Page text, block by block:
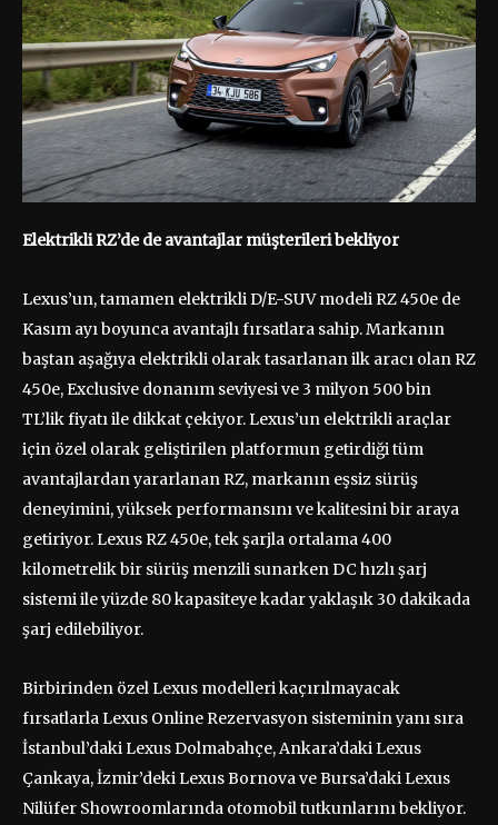
Elektrikli RZ’de de avantajlar müşterileri bekliyor
Lexus’un, tamamen elektrikli D/E-SUV modeli RZ 450e de
Kasım ayı boyunca avantajlı fırsatlara sahip. Markanın
baştan aşağıya elektrikli olarak tasarlanan ilk aracı olan RZ
450e, Exclusive donanım seviyesi ve 3 milyon 500 bin
TL’lik fiyatı ile dikkat çekiyor. Lexus’un elektrikli araçlar
için özel olarak geliştirilen platformun getirdiği tüm
avantajlardan yararlanan RZ, markanın eşsiz sürüş
deneyimini, yüksek performansını ve kalitesini bir araya
getiriyor. Lexus RZ 450e, tek şarjla ortalama 400
kilometrelik bir sürüş menzili sunarken DC hızlı şarj
sistemi ile yüzde 80 kapasiteye kadar yaklaşık 30 dakikada
şarj edilebiliyor.
Birbirinden özel Lexus modelleri kaçırılmayacak
fırsatlarla Lexus Online Rezervasyon sisteminin yanı sıra
İstanbul’daki Lexus Dolmabahçe, Ankara’daki Lexus
Çankaya, İzmir’deki Lexus Bornova ve Bursa’daki Lexus
Nilüfer Showroomlarında otomobil tutkunlarını bekliyor.